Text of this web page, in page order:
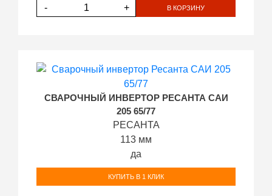
- + В КОРЗИНУ
СВАРОЧНЫЙ ИНВЕРТОР РЕСАНТА САИ
205 65/77
РЕСАНТА
113 мм
да
КУПИТЬ В 1 КЛИК